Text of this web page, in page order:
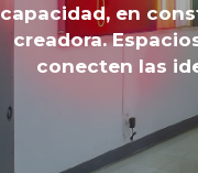
capacidad, en
creadora.
conecten las